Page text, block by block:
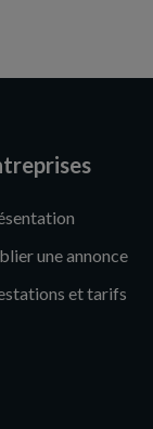
une annonce
et tarifs